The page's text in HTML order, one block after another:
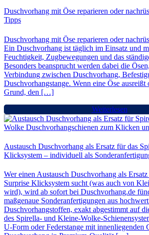
Duschvorhang mit Öse reparieren oder
Tipps
Duschvorhang mit Öse reparieren oder
Ein Duschvorhang ist täglich im Einsatz und
Feuchtigkeit, Zugbewegungen und das
Besonders beansprucht werden dabei die
Verbindung zwischen Duschvorhang,
Duschvorhangstange. Wenn eine Öse ausreißt
Grund, den […]
Weiterlesen
Austausch Duschvorhang als Ersatz für das
Klicksystem – individuell als
Wer einen Austausch Duschvorhang als
Surprise Klicksystem sucht (was auch von
wird), wird ab sofort bei Duschvorhang.de
maßgenaue Sonderanfertigungen aus
Duschvorhangstoffen, exakt abgestimmt auf
des Spirella- und Kleine-Wolke-
U-Form oder Federstange mit innenliegenden